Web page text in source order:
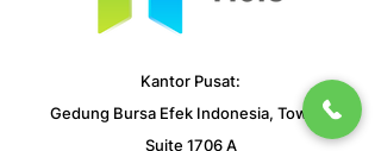
Kantor Pusat:
Gedung Bursa Efek Indonesia, Tower I
Suite 1706 A